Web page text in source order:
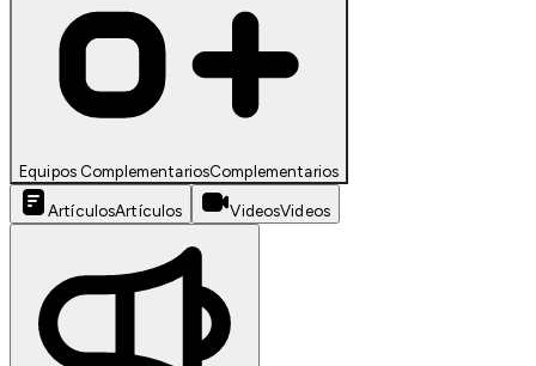
Equipos ComplementariosComplementarios
ArtículosArtículos VideosVideos